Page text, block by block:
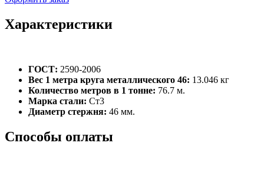
Характеристики
ГОСТ: 2590-2006
Вес 1 метра круга металлического 46: 13.046 кг
Количество метров в 1 тонне: 76.7 м.
Марка стали: Ст3
Диаметр стержня: 46 мм.
Способы оплаты